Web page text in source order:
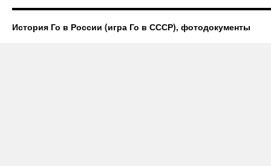
История Го в России (игра Го в СССР), фотодокументы